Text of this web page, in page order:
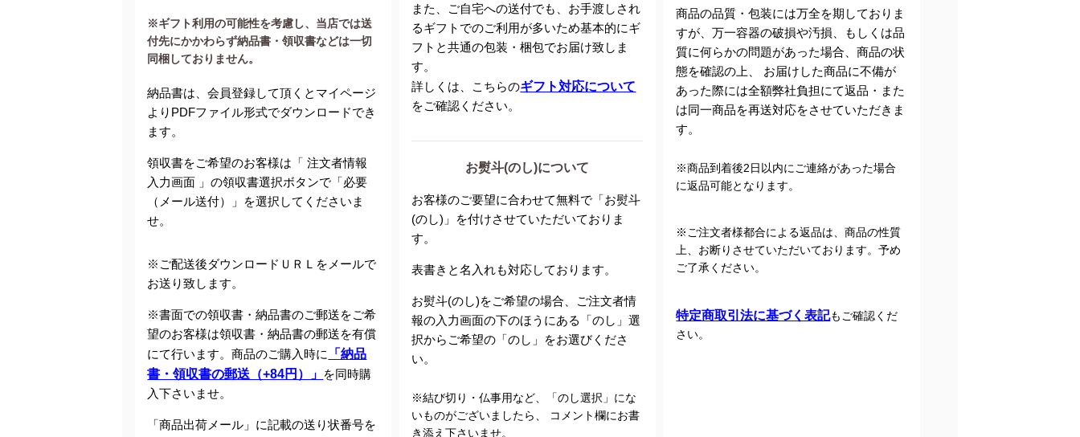
※ギフト利用の可能性を考慮し、当店では送
付先にかかわらず納品書・領収書などは一切
同梱しておりません。
納品書は、会員登録して頂くとマイページ
よりPDFファイル形式でダウンロードでき
ます。
領収書をご希望のお客様は「 注文者情報
入力画面 」の領収書選択ボタンで「必要
（メール送付）」を選択してくださいま
せ。
※ご配送後ダウンロードＵＲＬをメールで
お送り致します。
※書面での領収書・納品書のご郵送をご希
望のお客様は領収書・納品書の郵送を有償
にて行います。商品のご購入時に
「納品
書・領収書の郵送（+84円）」 を同時購
入下さいませ。
「商品出荷メール」に記載の送り状番号を
また、ご自宅への送付でも、お手渡しされ
るギフトでのご利用が多いため基本的にギ
フトと共通の包装・梱包でお届け致しま
す。
詳しくは、こちらのギフト対応について
をご確認ください。
お熨斗(のし)について
お客様のご要望に合わせて無料で「お熨斗
(のし)」を付けさせていただいておりま
す。
表書きと名入れも対応しております。
お熨斗(のし)をご希望の場合、ご注文者情
報の入力画面の下のほうにある「のし」選
択からご希望の「のし」をお選びくださ
い。
※結び切り・仏事用など、「のし選択」にな
いものがございましたら、 コメント欄にお書
き添え下さいませ。
商品の品質・包装には万全を期しておりま
すが、万一容器の破損や汚損、もしくは品
質に何らかの問題があった場合、商品の状
態を確認の上、 お届けした商品に不備が
あった際には全額弊社負担にて返品・また
は同一商品を再送対応をさせていただきま
す。
※商品到着後2日以内にご連絡があった場合
に返品可能となります。
※ご注文者様都合による返品は、商品の性質
上、お断りさせていただいております。予め
ご了承ください。
特定商取引法に基づく表記もご確認くだ
さい。